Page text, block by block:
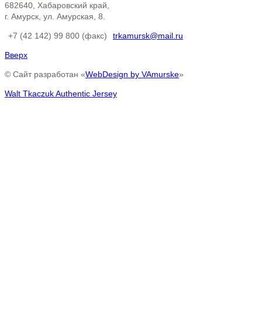
682640, Хабаровский край,
г. Амурск, ул. Амурская, 8.
+7 (42 142) 99 800 (факс) trkamursk@mail.ru
Вверх
© Сайт разработан «WebDesign by VAmurske»
Walt Tkaczuk Authentic Jersey